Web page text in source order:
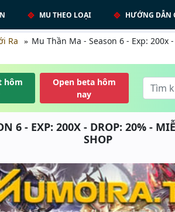
MU THEO LOẠI HƯỚNG DẪN
Ra
Mu Thần Ma - Season 6 - Exp:
hôm
Open beta hôm
nay
6 - EXP: 200X - DROP: 20% -
SHOP